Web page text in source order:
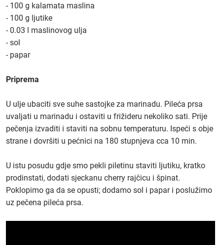
- 100 g kalamata maslina
- 100 g ljutike
- 0.03 l maslinovog ulja
- sol
- papar
Priprema
U ulje ubaciti sve suhe sastojke za marinadu. Pileća prsa
uvaljati u marinadu i ostaviti u frižideru nekoliko sati. Prije
pečenja izvaditi i staviti na sobnu temperaturu. Ispeći s obje
strane i dovršiti u pećnici na 180 stupnjeva cca 10 min.
U istu posudu gdje smo pekli piletinu staviti ljutiku, kratko
prodinstati, dodati sjeckanu cherry rajčicu i špinat.
Poklopimo ga da se opusti; dodamo sol i papar i poslužimo
uz pečena pileća prsa.